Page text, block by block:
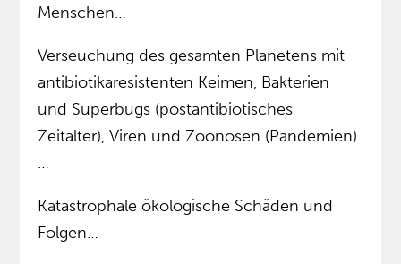
Menschen…
Verseuchung des gesamten Planetens mit
antibiotikaresistenten Keimen, Bakterien
und Superbugs (postantibiotisches
Zeitalter), Viren und Zoonosen (Pandemien)
…
Katastrophale ökologische Schäden und
Folgen…